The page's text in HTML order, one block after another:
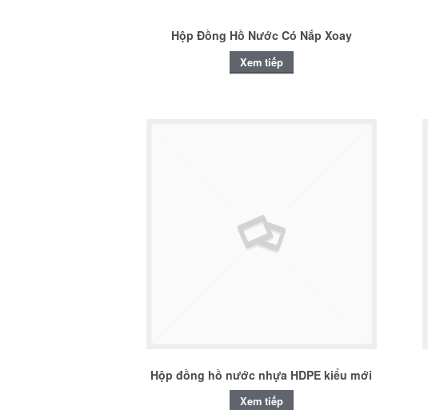
Hộp Đồng Hồ Nước Có Nắp Xoay
Xem tiếp
Hộp đồng hồ nước nhựa HDPE kiểu mới
Xem tiếp